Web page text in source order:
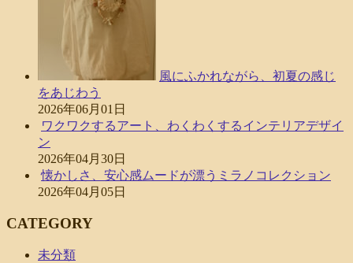
風にふかれながら、初夏の感じ
をあじわう
2026年06月01日
ワクワクするアート、わくわくするインテリアデザイ
ン
2026年04月30日
懐かしさ、安心感ムードが漂うミラノコレクション
2026年04月05日
CATEGORY
未分類